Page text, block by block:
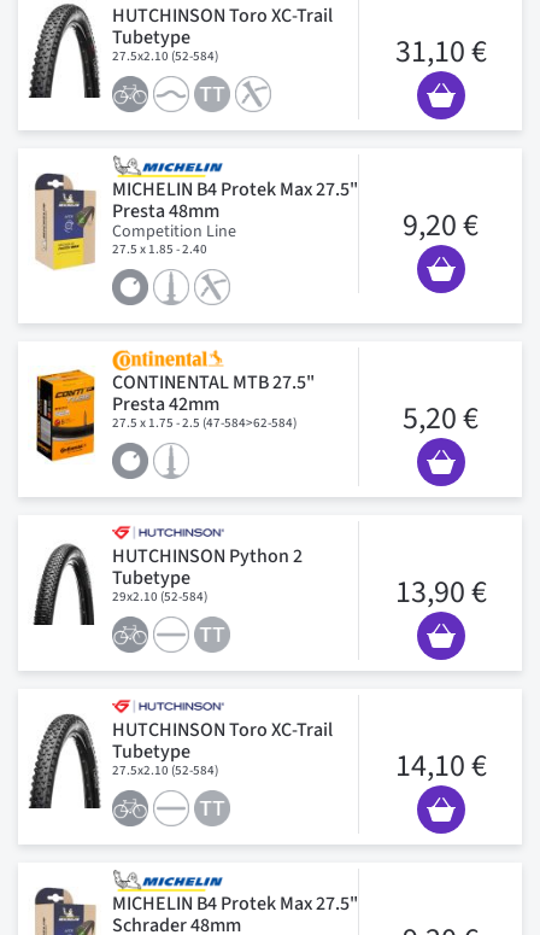
HUTCHINSON Toro XC-Trail
Tubetype
27.5x2.10 (52-584) 31,10 €
MICHELIN B4 Protek Max 27.5"
Presta 48mm
Competition Line
27.5 x 1.85 - 2.40
9,20 €
CONTINENTAL MTB 27.5"
Presta 42mm
27.5 x 1.75 - 2.5 (47-584>62-584) 5,20 €
HUTCHINSON Python 2
Tubetype
29x2.10 (52-584) 13,90 €
HUTCHINSON Toro XC-Trail
Tubetype
27.5x2.10 (52-584) 14,10 €
MICHELIN B4 Protek Max 27.5"
Schrader 48mm